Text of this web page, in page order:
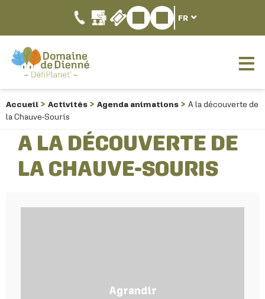
FR
Accueil Activités Agenda animations
A la découverte de
la Chauve-Souris
A LA DÉCOUVERTE DE
LA CHAUVE-SOURIS
Agrandir